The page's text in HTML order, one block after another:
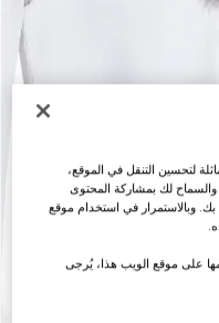
لتحسين التنقل في الموقع،
والسماح لك بمشاركة المحتوى
وبالاستمرار في استخدام موقع
على موقع الويب هذا، يُرجى